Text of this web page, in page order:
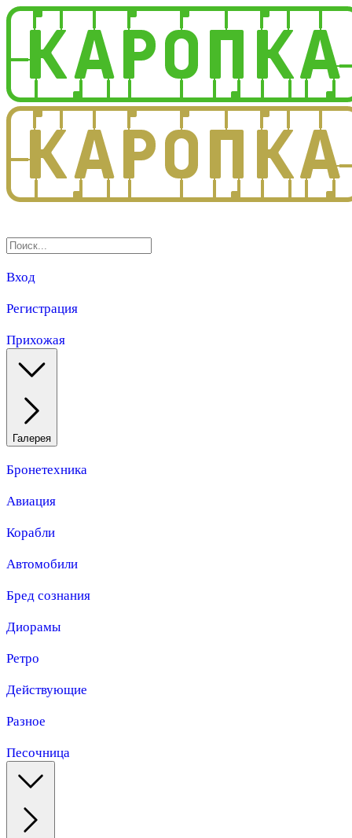
Вход
Регистрация
Прихожая
Галерея
Бронетехника
Авиация
Корабли
Автомобили
Бред сознания
Диорамы
Ретро
Действующие
Разное
Песочница